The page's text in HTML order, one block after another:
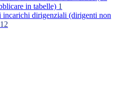
in tabelle) 1
incarichi dirigenziali (dirigenti non
12